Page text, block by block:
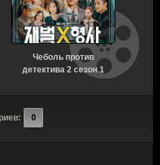
Чеболь против
детектива 2 сезон 1
Онлайн]
0